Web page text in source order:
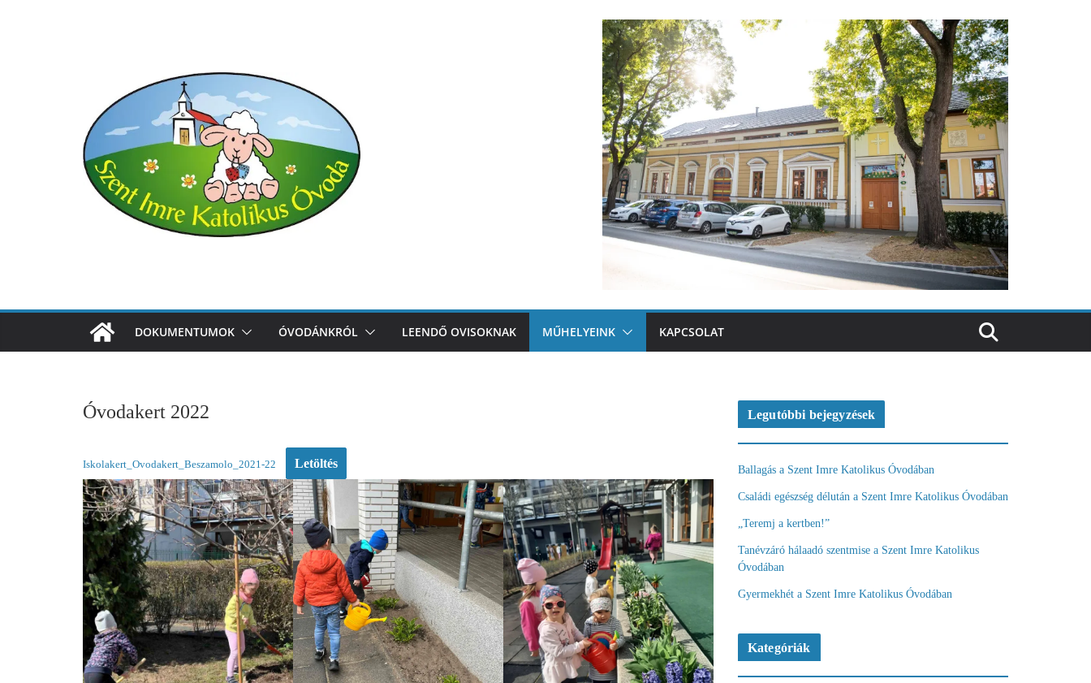
DOKUMENTUMOK ÓVODÁNKRÓL LEENDŐ OVISOKNAK MŰHELYEINK KAPCSOLAT
Óvodakert 2022
Iskolakert_Ovodakert_Beszamolo_2021-22 Letöltés
Legutóbbi bejegyzések
Ballagás a Szent Imre Katolikus Óvodában
Családi egészség délután a Szent Imre Katolikus Óvodában
„Teremj a kertben!”
Tanévzáró hálaadó szentmise a Szent Imre Katolikus
Óvodában
Gyermekhét a Szent Imre Katolikus Óvodában
Kategóriák